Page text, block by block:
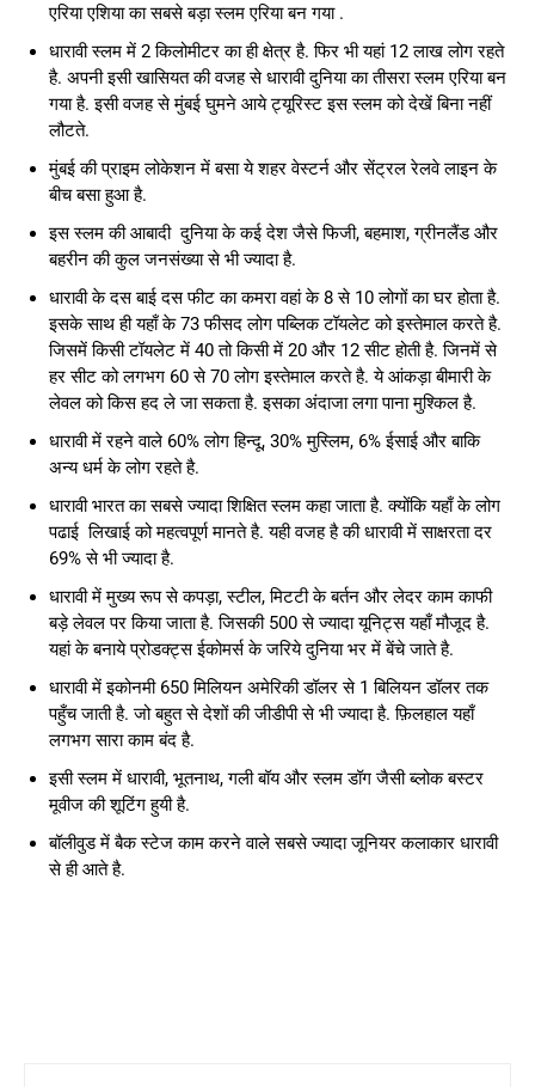
एरिया एशिया का सबसे बड़ा स्लम एरिया बन गया .
धारावी स्लम में 2 किलोमीटर का ही क्षेत्र है. फिर भी यहां 12 लाख लोग रहते
है. अपनी इसी खासियत की वजह से धारावी दुनिया का तीसरा स्लम एरिया बन
गया है. इसी वजह से मुंबई घुमने आये ट्यूरिस्ट इस स्लम को देखें बिना नहीं
लौटते.
मुंबई की प्राइम लोकेशन में बसा ये शहर वेस्टर्न और सेंट्रल रेलवे लाइन के
बीच बसा हुआ है.
इस स्लम की आबादी दुनिया के कई देश जैसे फिजी, बहमाश, ग्रीनलैंड और
बहरीन की कुल जनसंख्या से भी ज्यादा है.
धारावी के दस बाई दस फीट का कमरा वहां के 8 से 10 लोगों का घर होता है.
इसके साथ ही यहाँ के 73 फीसद लोग पब्लिक टॉयलेट को इस्तेमाल करते है.
जिसमें किसी टॉयलेट में 40 तो किसी में 20 और 12 सीट होती है. जिनमें से
हर सीट को लगभग 60 से 70 लोग इस्तेमाल करते है. ये आंकड़ा बीमारी के
लेवल को किस हद ले जा सकता है. इसका अंदाजा लगा पाना मुश्किल है.
धारावी में रहने वाले 60% लोग हिन्दू, 30% मुस्लिम, 6% ईसाई और बाकि
अन्य धर्म के लोग रहते है.
धारावी भारत का सबसे ज्यादा शिक्षित स्लम कहा जाता है. क्योंकि यहाँ के लोग
पढाई लिखाई को महत्वपूर्ण मानते है. यही वजह है की धारावी में साक्षरता दर
69% से भी ज्यादा है.
धारावी में मुख्य रूप से कपड़ा, स्टील, मिटटी के बर्तन और लेदर काम काफी
बड़े लेवल पर किया जाता है. जिसकी 500 से ज्यादा यूनिट्स यहाँ मौजूद है.
यहां के बनाये प्रोडक्ट्स ईकोमर्स के जरिये दुनिया भर में बेंचे जाते है.
धारावी में इकोनमी 650 मिलियन अमेरिकी डॉलर से 1 बिलियन डॉलर तक
पहुँच जाती है. जो बहुत से देशों की जीडीपी से भी ज्यादा है. फ़िलहाल यहाँ
लगभग सारा काम बंद है.
इसी स्लम में धारावी, भूतनाथ, गली बॉय और स्लम डॉग जैसी ब्लोक बस्टर
मूवीज की शूटिंग हुयी है.
बॉलीवुड में बैक स्टेज काम करने वाले सबसे ज्यादा जूनियर कलाकार धारावी
से ही आते है.